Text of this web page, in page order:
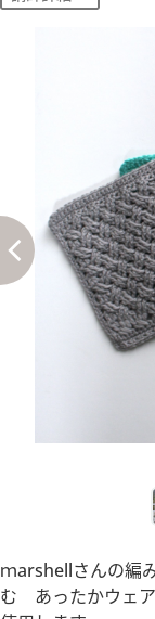
ｍarshellさんの編
む あったかウェ